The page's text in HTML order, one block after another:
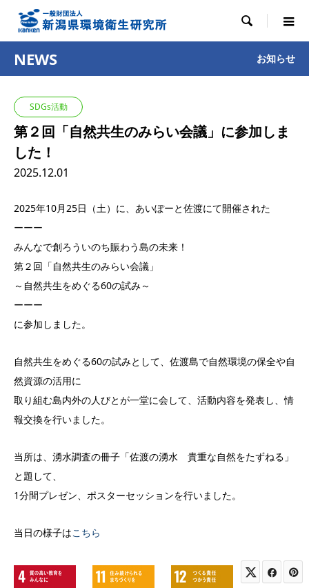

NEWS お知らせ
SDGs活動
第２回「自然共生のみらい会議」に参加しま
した！
2025.12.01
2025年10月25日（土）に、あいぽーと佐渡にて開催された
ーーー
みんなで創ろういのち賑わう島の未来！
第２回「自然共生のみらい会議」
～自然共生をめぐる60の試み～
ーーー
に参加しました。
自然共生をめぐる60の試みとして、佐渡島で自然環境の保全や自
然資源の活用に
取り組む島内外の人びとが一堂に会して、活動内容を発表し、情
報交換を行いました。
当所は、湧水調査の冊子「佐渡の湧水 貴重な自然をたずねる」
と題して、
1分間プレゼン、ポスターセッションを行いました。
当日の様子はこちら